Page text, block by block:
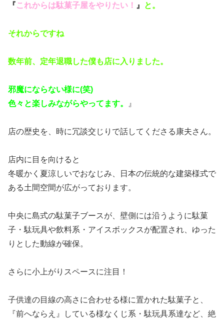
『これからは駄菓子屋をやりたい！ 』 と。
それからですね
数年前、定年退職した僕も店に入りました。
邪魔にならない様に(笑)
色々と楽しみながらやってます。
』
店の歴史を、時に冗談交じりで話してくださる康夫さん。
店内に目を向けると
冬暖かく夏涼しいでおなじみ、日本の伝統的な建築様式で
ある土間空間が広がっております。
中央に島式の駄菓子ブースが、壁側には沿うように駄菓
子・駄玩具や飲料系・アイスボックスが配置され、ゆった
りとした動線が確保。
さらに小上がりスペースに注目！
子供達の目線の高さに合わせる様に置かれた駄菓子と、
『前へならえ』している様なくじ系・駄玩具系達など、絶